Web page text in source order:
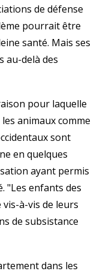
de défense
pourrait être
santé. Mais ses
au-delà des
pour laquelle
animaux comme
sont
en quelques
ayant permis
"Les enfants des
à-vis de leurs
de subsistance
dans les